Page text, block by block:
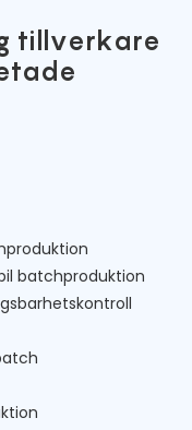
tillverkare
batchproduktion